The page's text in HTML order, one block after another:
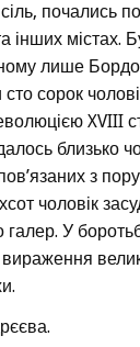
почались
інших містах.
лише Бордо
сто сорок
XVIII
близько
з
чоловік
У